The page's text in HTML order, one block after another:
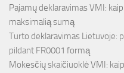
Pajamų deklaravimas VMI:
maksimalią sumą
Turto deklaravimas Lietuvoje:
pildant FR0001 formą
Mokesčių skaičiuoklė VMI: